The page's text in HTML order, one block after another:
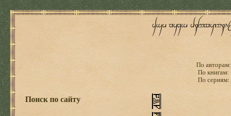
По авторам:
По книгам:
По сериям:
Поиск по сайту